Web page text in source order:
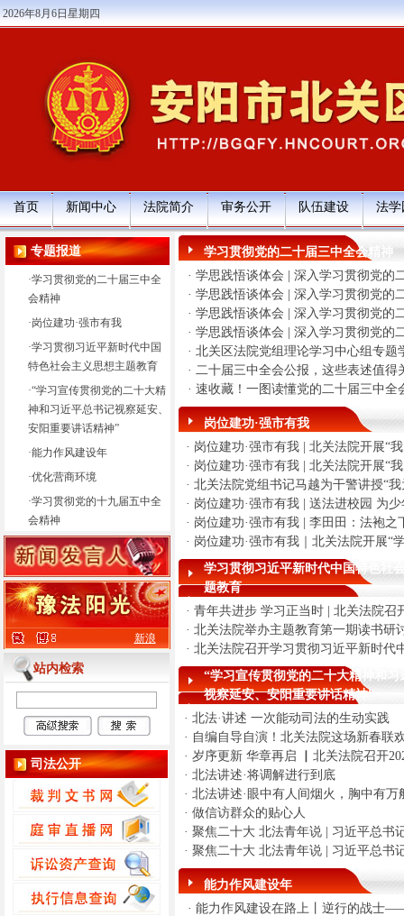
2026年8月6日星期四
首页 新闻中心 法院简介 审务公开 队伍建设 法学
专题报道
·学习贯彻党的二十届三中全
会精神
·岗位建功·强市有我
·学习贯彻习近平新时代中国
特色社会主义思想主题教育
·“学习宣传贯彻党的二十大精
神和习近平总书记视察延安、
安阳重要讲话精神”
·能力作风建设年
·优化营商环境
·学习贯彻党的十九届五中全
会精神
新浪
站内检索
司法公开
学习贯彻党的二十届三中全会精神
· 学思践悟谈体会 | 深入学习贯彻党的
· 学思践悟谈体会 | 深入学习贯彻党的
· 学思践悟谈体会 | 深入学习贯彻党的
· 学思践悟谈体会 | 深入学习贯彻党的
· 北关区法院党组理论学习中心组专题
· 二十届三中全会公报，这些表述值得
· 速收藏！一图读懂党的二十届三中全
岗位建功·强市有我
· 岗位建功·强市有我 | 北关法院开展“
· 岗位建功·强市有我 | 北关法院开展“
· 北关法院党组书记马越为干警讲授“
· 岗位建功·强市有我 | 送法进校园 为
· 岗位建功·强市有我 | 李田田：法袍之
· 岗位建功·强市有我｜北关法院开展“
学习贯彻习近平新时代中国特色社
题教育
· 青年共进步 学习正当时 | 北关法院召
· 北关法院举办主题教育第一期读书研
· 北关法院召开学习贯彻习近平新时代
“学习宣传贯彻党的二十大精神和习
视察延安、安阳重要讲话精神”
· 北法·讲述 一次能动司法的生动实践
· 自编自导自演！北关法院这场新春联
· 岁序更新 华章再启 ▏北关法院召开
· 北法讲述·将调解进行到底
· 北法讲述·眼中有人间烟火，胸中有万
· 做信访群众的贴心人
· 聚焦二十大 北法青年说 | 习近平总书
· 聚焦二十大 北法青年说 | 习近平总书
能力作风建设年
· 能力作风建设在路上丨逆行的战士